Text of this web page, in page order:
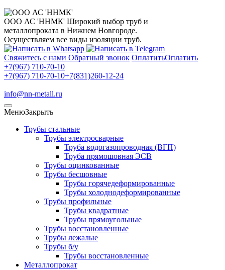
ООО АС 'ННМК' Широкий выбор труб и
металлопроката в Нижнем Новгороде.
Осуществляем все виды изоляции труб.
Свяжитесь с нами Обратный звонок ОплатитьОплатить
+7(967) 710-70-10
+7(967) 710-70-10+7(831)260-12-24
info@nn-metall.ru
МенюЗакрыть
Трубы стальные
Трубы электросварные
Труба водогазопроводная (ВГП)
Труба прямошовная ЭСВ
Трубы оцинкованные
Трубы бесшовные
Трубы горячедеформированные
Трубы холоднодеформированные
Трубы профильные
Трубы квадратные
Трубы прямоугольные
Трубы восстановленные
Трубы лежалые
Трубы б/у
Трубы восстановленные
Металлопрокат